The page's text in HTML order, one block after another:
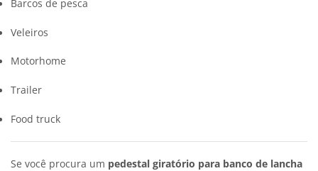
Barcos de pesca
Veleiros
Motorhome
Trailer
Food truck
Se você procura um pedestal giratório para banco de lancha